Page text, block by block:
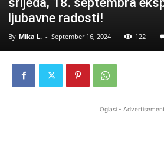
ljubavne radosti!
By Mika L. - September 16, 2024 122
Oglasi - Advertisement